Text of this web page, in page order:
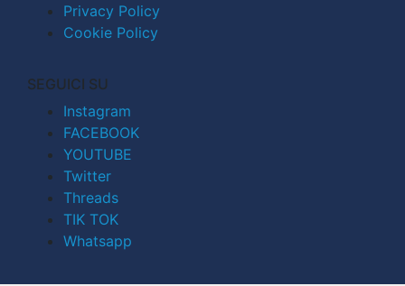
Privacy Policy
Cookie Policy
SEGUICI SU
Instagram
FACEBOOK
YOUTUBE
Twitter
Threads
TIK TOK
Whatsapp